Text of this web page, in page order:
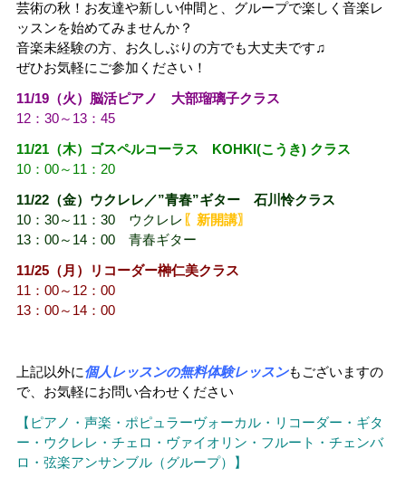
芸術の秋！お友達や新しい仲間と、グループで楽しく音楽レ
ッスンを始めてみませんか？
音楽未経験の方、お久しぶりの方でも大丈夫です♫
ぜひお気軽にご参加ください！
11/19（火）脳活ピアノ 大部瑠璃子クラス
12：30～13：45
11/21（木）ゴスペルコーラス KOHKI(こうき) クラス
10：00～11：20
11/22（金）ウクレレ／”青春”ギター 石川怜クラス
10：30～11：30 ウクレレ 〖新開講〗
13：00～14：00 青春ギター
11/25（月）リコーダー榊仁美クラス
11：00～12：00
13：00～14：00
上記以外に個人レッスンの無料体験レッスンもございますの
で、お気軽にお問い合わせください
【ピアノ・声楽・ポピュラーヴォーカル・リコーダー・ギタ
ー・ウクレレ・ チェロ・ヴァイオリン・フルート・チェンバ
ロ・弦楽アンサンブル（グループ）】